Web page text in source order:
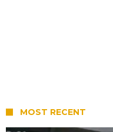
MOST RECENT